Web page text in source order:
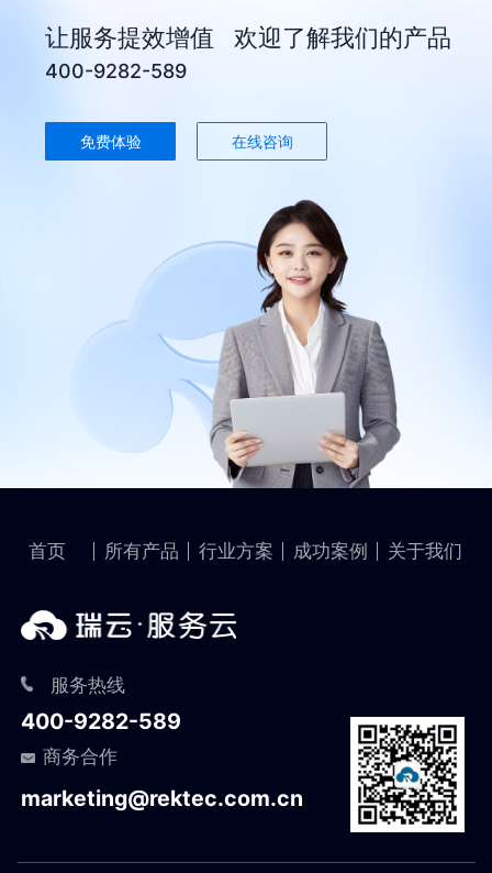
让服务提效增值 欢迎了解我们的产品
400-9282-589
免费体验 在线咨询
首页 所有产品 行业方案 成功案例 关于我们
服务热线
400-9282-589
商务合作
marketing@rektec.com.cn